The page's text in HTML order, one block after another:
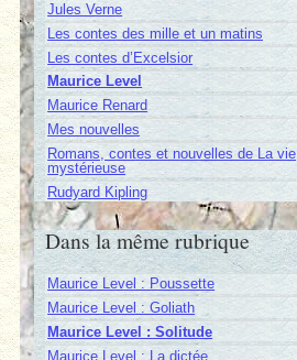
Jules Verne
Les contes des mille et un matins
Les contes d’Excelsior
Maurice Level
Maurice Renard
Mes nouvelles
Romans, contes et nouvelles de La vie
mystérieuse
Rudyard Kipling
Dans la même rubrique
Maurice Level : Poussette
Maurice Level : Goliath
Maurice Level : Solitude
Maurice Level : La dictée